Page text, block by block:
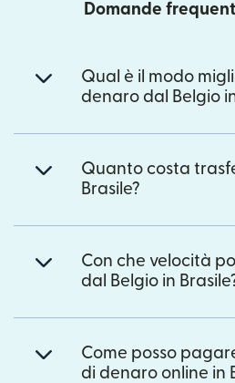
Domande
Qual è il modo
denaro dal Belgio
Quanto costa
Brasile?
Con che velocità
dal Belgio in
Come posso
di denaro online in